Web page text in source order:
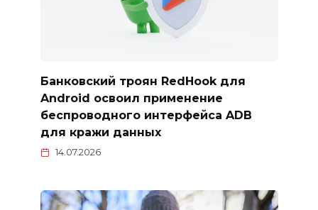
Банковский троян RedHook для
Android освоил применение
беспроводного интерфейса ADB
для кражи данных
14.07.2026